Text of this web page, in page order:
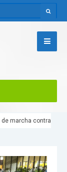
de marcha contra